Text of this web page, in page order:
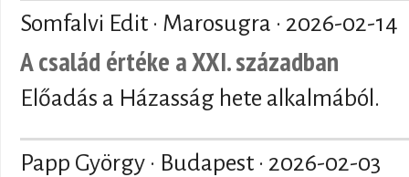
Somfalvi Edit · Marosugra · 2026-02-14
A család értéke a XXI. században
Előadás a Házasság hete alkalmából.
Papp György · Budapest · 2026-02-03